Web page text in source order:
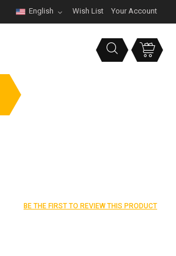
Wish List Your Account
English
BE THE FIRST TO REVIEW THIS PRODUCT